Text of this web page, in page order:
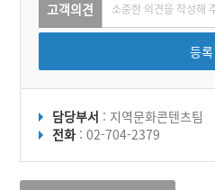
고객의견
등록
담당부서 : 지역문화콘텐츠팀
전화 : 02-704-2379